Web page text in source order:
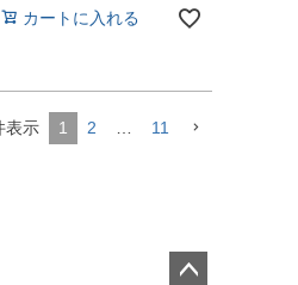
カートに入れる
表示 1 2 11